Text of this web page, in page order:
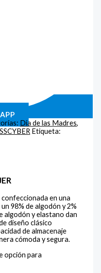
Día de las Madres,
Etiqueta:
en una
98% de algodón y 2%
algodón y elastano dan
diseño clásico
de almacenaje
cómoda y segura.
opción para